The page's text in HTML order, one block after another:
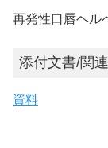
再発性口唇ヘル
添付文書/関
資料